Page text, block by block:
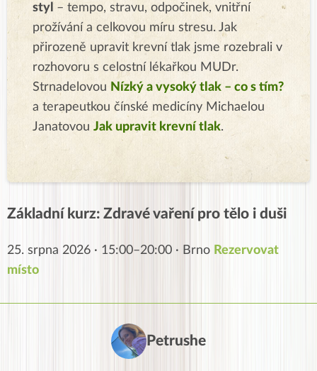
styl – tempo, stravu, odpočinek, vnitřní
prožívání a celkovou míru stresu. Jak
přirozeně upravit krevní tlak jsme rozebrali v
rozhovoru s celostní lékařkou MUDr.
Strnadelovou Nízký a vysoký tlak – co s tím?
a terapeutkou čínské medicíny Michaelou
Janatovou Jak upravit krevní tlak.
Základní kurz: Zdravé vaření pro tělo i duši
25. srpna 2026 · 15:00–20:00 · Brno Rezervovat
místo
Petrushe